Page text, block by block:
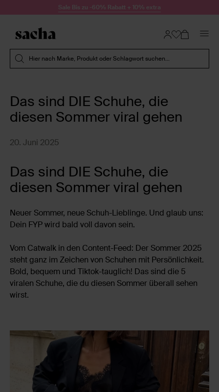
Zum Inhalt springenSale Bis zu -60% Rabatt + 10% extra
Hier nach Marke, Produkt oder Schlagwort suchen...
Das sind DIE Schuhe, die
diesen Sommer viral gehen
20. Juni 2025
Das sind DIE Schuhe, die
diesen Sommer viral gehen
Neuer Sommer, neue Schuh-Lieblinge. Und glaub uns:
Dein FYP wird bald voll davon sein.
Vom Catwalk in den Content-Feed: Der Sommer 2025
steht ganz im Zeichen von Schuhen mit Persönlichkeit.
Bold, bequem und Tiktok-tauglich! Das sind die 5
viralen Schuhe, die du diesen Sommer überall sehen
wirst.